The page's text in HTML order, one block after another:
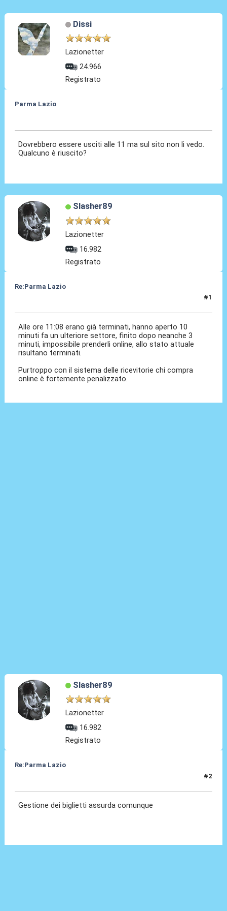
Dissi
Lazionetter
24.966
Registrato
Parma Lazio
Dovrebbero essere usciti alle 11 ma sul sito non li vedo.
Qualcuno è riuscito?
Slasher89
Lazionetter
16.982
Registrato
Re:Parma Lazio
#1
Alle ore 11:08 erano già terminati, hanno aperto 10
minuti fa un ulteriore settore, finito dopo neanche 3
minuti, impossibile prenderli online, allo stato attuale
risultano terminati.
Purtroppo con il sistema delle ricevitorie chi compra
online è fortemente penalizzato.
Slasher89
Lazionetter
16.982
Registrato
Re:Parma Lazio
#2
Gestione dei biglietti assurda comunque